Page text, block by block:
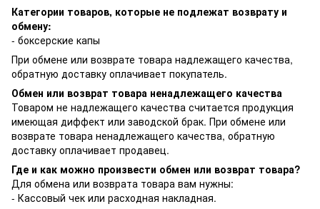
Категории товаров, которые не подлежат возврату и
обмену:
- боксерские капы
При обмене или возврате товара надлежащего качества,
обратную доставку оплачивает покупатель.
Обмен или возврат товара ненадлежащего качества
Товаром не надлежащего качества считается продукция
имеющая диффект или заводской брак. При обмене или
возврате товара ненадлежащего качества, обратную
доставку оплачивает продавец.
Где и как можно произвести обмен или возврат товара?
Для обмена или возврата товара вам нужны:
- Кассовый чек или расходная накладная.